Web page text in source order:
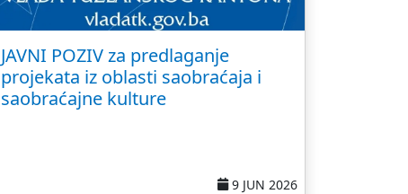
JAVNI POZIV za predlaganje
projekata iz oblasti saobraćaja i
saobraćajne kulture
9 JUN 2026